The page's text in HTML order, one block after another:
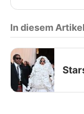
In diesem Artikel